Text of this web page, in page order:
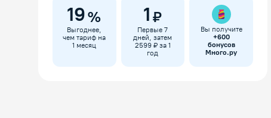
19%
Выгоднее,
чем тариф на
1 месяц
1 ₽
Первые 7
дней, затем
2599 ₽ за 1
год
Вы получите
+600
бонусов
Много.ру